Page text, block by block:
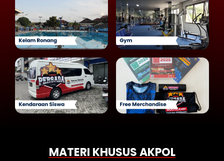
MATERI KHUSUS AKPOL